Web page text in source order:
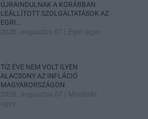
ÚJRAINDULNAK A KORÁBBAN
LEÁLLÍTOTT SZOLGÁLTATÁSOK AZ
EGRI...
2026. augusztus 07 Eger ügye
TÍZ ÉVE NEM VOLT ILYEN
ALACSONY AZ INFLÁCIÓ
MAGYARORSZÁGON
2026. augusztus 07
Mindenki
ügye